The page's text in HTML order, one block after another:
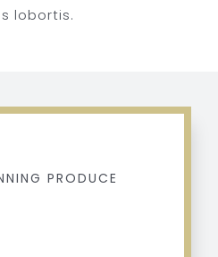
lobortis.
PRODUCE